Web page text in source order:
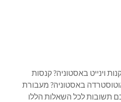
וינייט באסטוניה? קנסות
באסטוניה? מעבורת
תשובות לכל השאלות הללו